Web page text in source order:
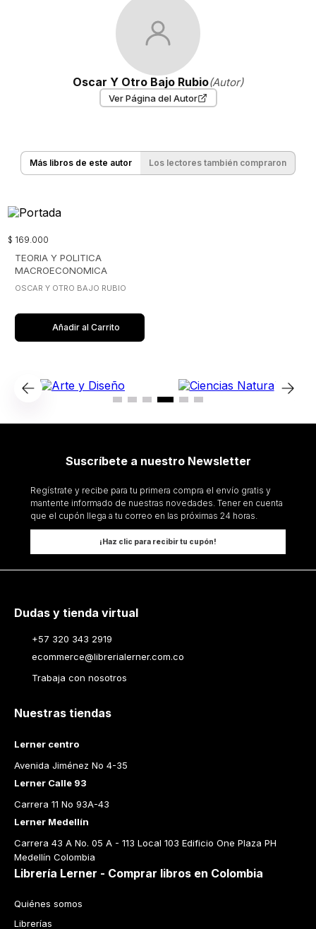
Oscar Y Otro Bajo Rubio(Autor)
Ver Página del Autor
Más libros de este autor Los lectores también compraron
$ 169.000
TEORIA Y POLITICA
MACROECONOMICA
OSCAR Y OTRO BAJO RUBIO
Añadir al Carrito
Suscríbete a nuestro Newsletter
Regístrate y recibe para tu primera compra el envío gratis y
mantente informado de nuestras novedades. Tener en cuenta
que el cupón llega a tu correo en las próximas 24 horas.
¡Haz clic para recibir tu cupón!
Dudas y tienda virtual
+57 320 343 2919
ecommerce@librerialerner.com.co
Trabaja con nosotros
Nuestras tiendas
Lerner centro
Avenida Jiménez No 4-35
Lerner Calle 93
Carrera 11 No 93A-43
Lerner Medellín
Carrera 43 A No. 05 A - 113 Local 103 Edificio One Plaza PH
Medellín Colombia
Librería Lerner - Comprar libros en Colombia
Quiénes somos
Librerías